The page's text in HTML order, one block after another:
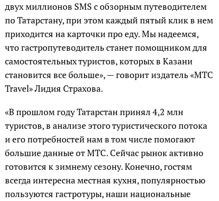
двух миллионов SMS с обзорным путеводителем
по Татарстану, при этом каждый пятый клик в нем
приходится на карточки про еду. Мы надеемся,
что гастропутеводитель станет помощником для
самостоятельных туристов, которых в Казани
становится все больше», — говорит издатель «МТС
Travel» Лидия Страхова.
«В прошлом году Татарстан принял 4,2 млн
туристов, в анализе этого туристического потока
и его потребностей нам в том числе помогают
большие данные от МТС. Сейчас рынок активно
готовится к зимнему сезону. Конечно, гостям
всегда интересна местная кухня, популярностью
пользуются гастротуры, наши национальные